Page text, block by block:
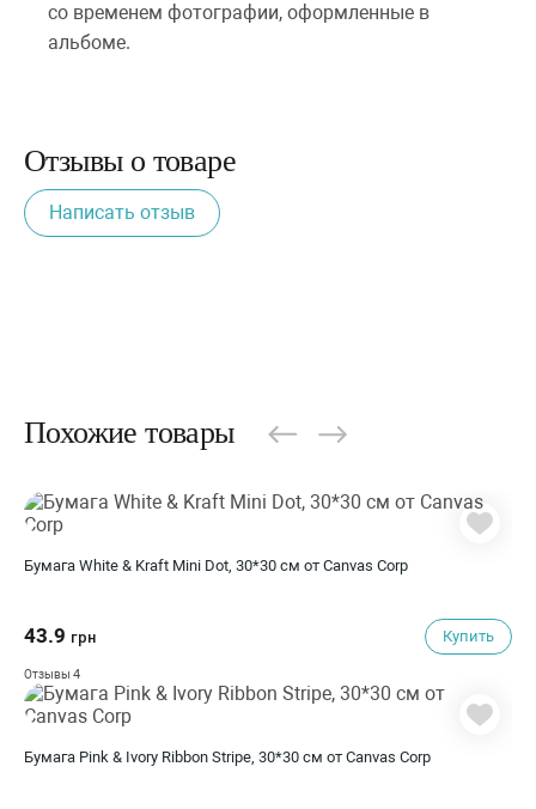
со временем фотографии, оформленные в
альбоме.
Отзывы о товаре
Написать отзыв
Похожие товары
Бумага White & Kraft Mini Dot, 30*30 см от Canvas Corp
43.9 грн Купить
Отзывы 4
Бумага Pink & Ivory Ribbon Stripe, 30*30 см от Canvas Corp